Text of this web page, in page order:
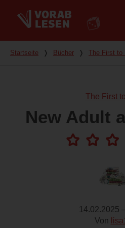
Du bist hier
Startseite ❭ Bücher ❭ The First to
The First to
New Adult
14.02.2025
Von